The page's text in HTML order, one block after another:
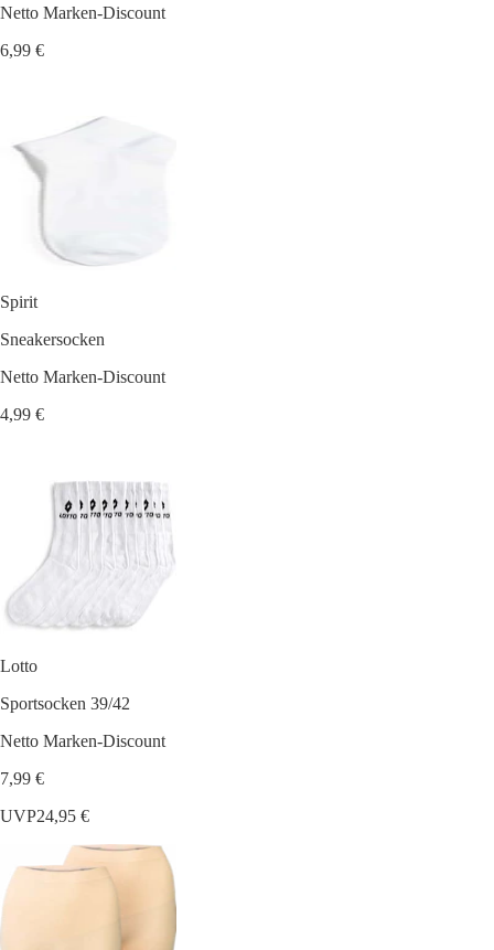
Netto Marken-Discount
6,99 €
Spirit
Sneakersocken
Netto Marken-Discount
4,99 €
Lotto
Sportsocken 39/42
Netto Marken-Discount
7,99 €
UVP24,95 €